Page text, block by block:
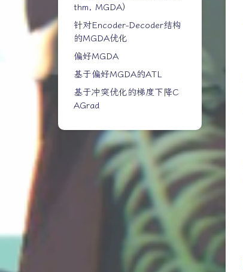
thm, MGDA）
针对Encoder-Decoder结构
的MGDA优化
偏好MGDA
基于偏好MGDA的ATL
基于冲突优化的梯度下降C
AGrad